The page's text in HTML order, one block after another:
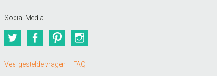
Social Media
TwitterFacebookPinterest
Veel gestelde vragen – FAQ